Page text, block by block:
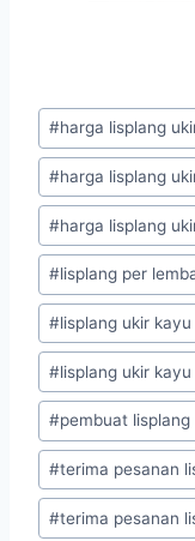
#harga lisplang
#harga lisplang
#harga lisplang
#lisplang per
#lisplang ukir
#lisplang ukir
#pembuat
#terima pesanan
#terima pesanan